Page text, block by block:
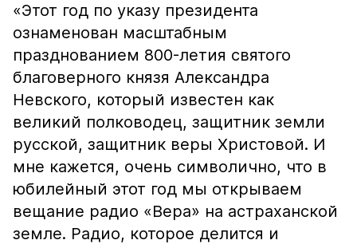
«Этот год по указу президента
ознаменован масштабным
празднованием 800-летия святого
благоверного князя Александра
Невского, который известен как
великий полководец, защитник земли
русской, защитник веры Христовой. И
мне кажется, очень символично, что в
юбилейный этот год мы открываем
вещание радио «Вера» на астраханской
земле. Радио, которое делится и